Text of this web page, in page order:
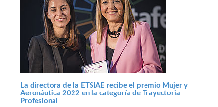
La directora de la ETSIAE recibe el premio Mujer y
Aeronáutica 2022 en la categoría de Trayectoria
Profesional